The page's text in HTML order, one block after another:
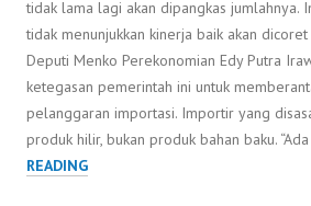
tidak lama lagi akan dipangkas jumlahnya.
tidak menunjukkan kinerja baik akan
Deputi Menko Perekonomian Edy Putra
ketegasan pemerintah ini untuk
pelanggaran importasi. Importir yang
produk hilir, bukan produk bahan baku.
READINGIMPORTIR